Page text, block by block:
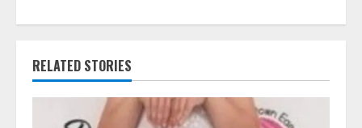
R
RELATED STORIES